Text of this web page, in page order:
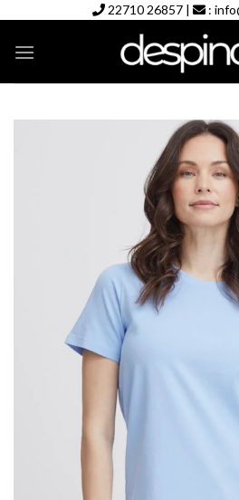
content
22710 26857 | :